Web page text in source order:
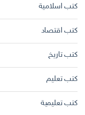
كتب اسلامية
كتب اقتصاد
كتب تاريخ
كتب تعليم
كتب تعليمية